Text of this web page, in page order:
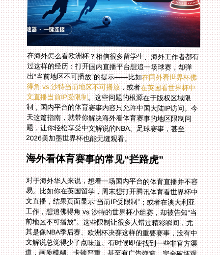
在海外怎么看欧洲杯？相信很多留学生、海外工作者都有
过这样的经历：打开国内直播平台想追一场球赛，却弹
出“当前地区不可播放”的提示——比如在国外看世界杯佛
得角 vs 沙特当前地区不可播放，或者在英国看世界杯中
文直播当前IP受限制。这些问题的根源在于版权区域限
制，国内平台的体育赛事内容只允许中国大陆IP访问。今
天这篇指南，就带你解决海外看体育赛事的地区限制问
题，让你轻松享受中文解说的NBA、足球赛事，甚至
2026美加墨世界杯也能无缝观看。
海外看体育赛事的常见“拦路虎”
对于海外华人来说，想看一场国内平台的体育直播并不容
易。比如你在英国留学，周末想打开腾讯体育看世界杯中
文直播，结果页面显示“当前IP受限制”；或者在澳大利亚
工作，想追佛得角 vs 沙特的世界杯小组赛，却被告知“当
前地区不可播放”。这些限制让很多人错过精彩瞬间，尤
其是像NBA季后赛、欧洲杯决赛这样的重要赛事，没有中
文解说总觉得少了点味道。有时候即使找到一些非官方渠
道，画质模糊、卡顿严重，甚至有广告弹窗，完全破坏观